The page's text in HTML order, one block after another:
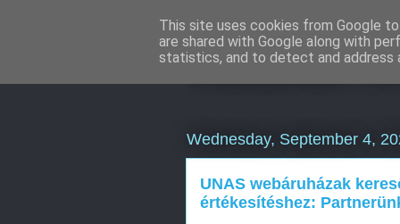
Katalizátor
Wednesday, September 4,
UNAS webáruházak
értékesítéshez:
This site uses cookies from Google
are shared with Google along with
statistics, and to detect and address